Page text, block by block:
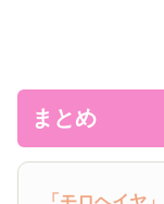
まとめ